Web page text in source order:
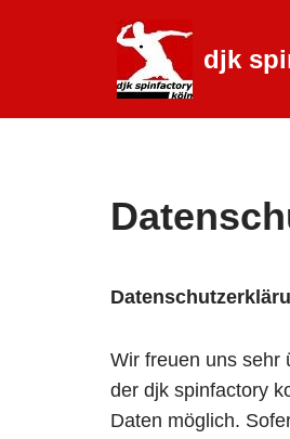
springen
djk
Wir freuen uns sehr
der djk spinfactory
Daten möglich.